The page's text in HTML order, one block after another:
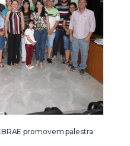
promovem palestra